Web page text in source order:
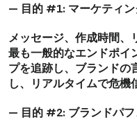
— 目的 #1: マーケティン
メッセージ、作成時間、
最も一般的なエンドポイ
プを追跡し、ブランドの
し、リアルタイムで危機
— 目的 #2: ブランドパフ